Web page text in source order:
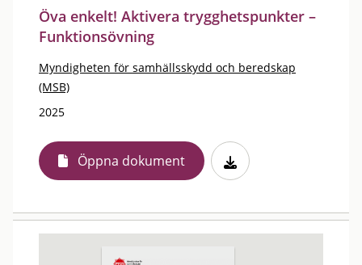
Öva enkelt! Aktivera trygghetspunkter –
Funktionsövning
Myndigheten för samhällsskydd och beredskap
(MSB)
2025
Öppna dokument